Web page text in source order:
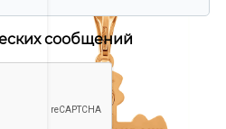
сообщений